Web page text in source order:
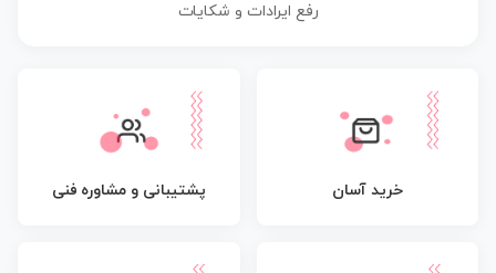
رفع ایرادات و شکایات
خرید آسان پشتیبانی و مشاوره فنی